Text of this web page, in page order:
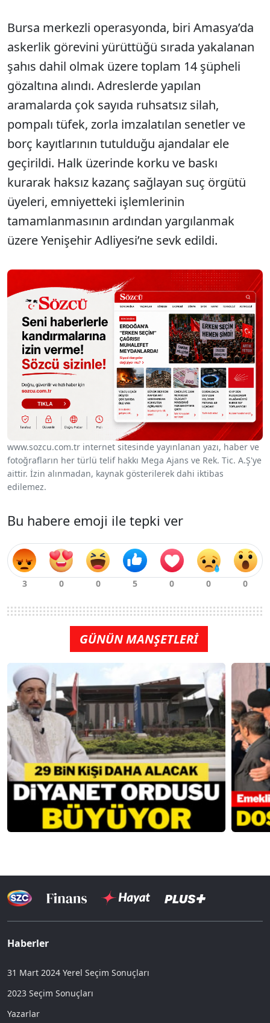
Bursa merkezli operasyonda, biri Amasya’da
askerlik görevini yürüttüğü sırada yakalanan
şahıs dahil olmak üzere toplam 14 şüpheli
gözaltına alındı. Adreslerde yapılan
aramalarda çok sayıda ruhsatsız silah,
pompalı tüfek, zorla imzalatılan senetler ve
borç kayıtlarının tutulduğu ajandalar ele
geçirildi. Halk üzerinde korku ve baskı
kurarak haksız kazanç sağlayan suç örgütü
üyeleri, emniyetteki işlemlerinin
tamamlanmasının ardından yargılanmak
üzere Yenişehir Adliyesi’ne sevk edildi.
www.sozcu.com.tr internet sitesinde yayınlanan yazı, haber ve
fotoğrafların her türlü telif hakkı Mega Ajans ve Rek. Tic. A.Ş'ye
aittir. İzin alınmadan, kaynak gösterilerek dahi iktibas
edilemez.
Bu habere emoji ile tepki ver
GÜNÜN MANŞETLERİ
Haberler
31 Mart 2024 Yerel Seçim Sonuçları
2023 Seçim Sonuçları
Yazarlar